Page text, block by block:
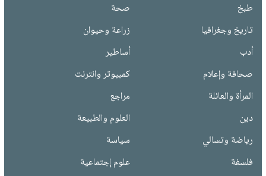
طبخ
صحة
تاريخ وجغرافيا
زراعة وحيوان
أدب
أساطير
صحافة وإعلام
كمبيوتر وانترنت
المرأة والعائلة
مراجع
دين
العلوم والطبيعة
رياضة وتسالي
سياسة
فلسفة
علوم إجتماعية